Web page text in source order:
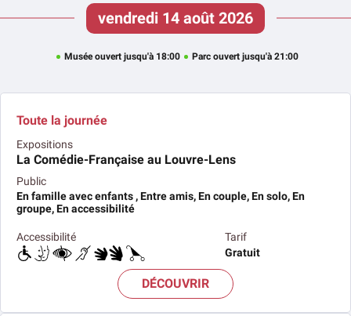
vendredi 14 août 2026
Musée ouvert jusqu'à 18:00 Parc ouvert jusqu'à 21:00
Toute la journée
Expositions
La Comédie-Française au Louvre-Lens
Public
En famille avec enfants , Entre amis, En couple, En solo, En
groupe, En accessibilité
Tarif
Gratuit
Accessibilité
DÉCOUVRIR